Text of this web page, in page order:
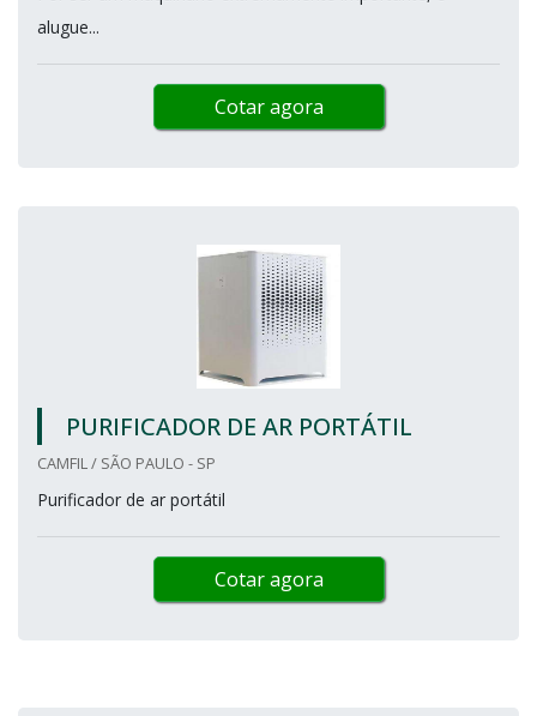
alugue...
Cotar agora
PURIFICADOR DE AR PORTÁTIL
CAMFIL / SÃO PAULO - SP
Purificador de ar portátil
Cotar agora